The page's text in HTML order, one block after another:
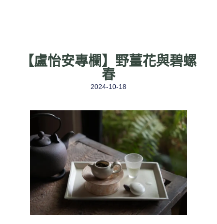
【盧怡安專欄】野薑花與碧螺
春
2024-10-18